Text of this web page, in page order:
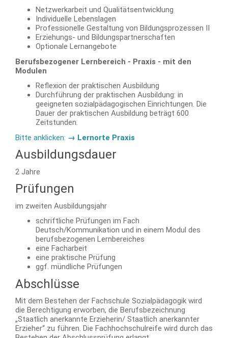
Netzwerkarbeit und Qualitätsentwicklung
Individuelle Lebenslagen
Professionelle Gestaltung von Bildungsprozessen II
Erziehungs- und Bildungspartnerschaften
Optionale Lernangebote
Berufsbezogener Lernbereich - Praxis - mit den
Modulen
Reflexion der praktischen Ausbildung
Durchführung der praktischen Ausbildung: in
geeigneten sozialpädagogischen Einrichtungen. Die
Dauer der praktischen Ausbildung beträgt 600
Zeitstunden.
Bitte anklicken: → Lernorte Praxis
Ausbildungsdauer
2 Jahre
Prüfungen
im zweiten Ausbildungsjahr
schriftliche Prüfungen im Fach
Deutsch/Kommunikation und in einem Modul des
berufsbezogenen Lernbereiches
eine Facharbeit
eine praktische Prüfung
ggf. mündliche Prüfungen
Abschlüsse
Mit dem Bestehen der Fachschule Sozialpädagogik wird
die Berechtigung erworben, die Berufsbezeichnung
„Staatlich anerkannte Erzieherin/ Staatlich anerkannter
Erzieher“ zu führen. Die Fachhochschulreife wird durch das